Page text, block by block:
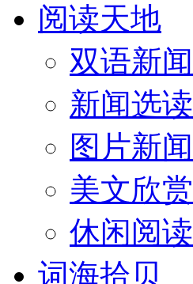
阅读天地
双语新闻
新闻选读
图片新闻
美文欣赏
休闲阅读
词海拾贝